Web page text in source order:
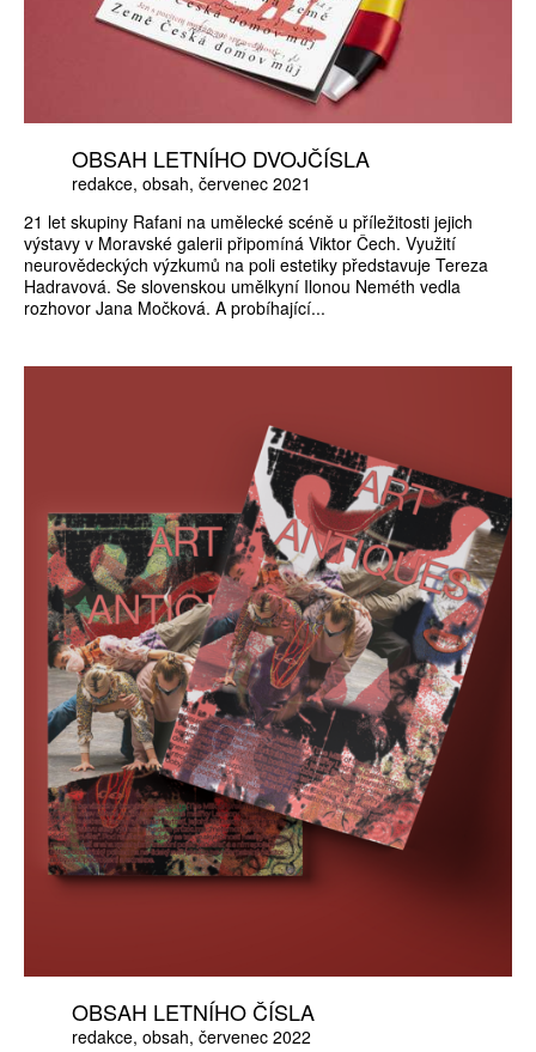
OBSAH LETNÍHO DVOJČÍSLA
redakce obsah červenec 2021
21 let skupiny Rafani na umělecké scéně u příležitosti jejich
výstavy v Moravské galerii připomíná Viktor Čech. Využití
neurovědeckých výzkumů na poli estetiky představuje Tereza
Hadravová. Se slovenskou umělkyní Ilonou Neméth vedla
rozhovor Jana Močková. A probíhající...
OBSAH LETNÍHO ČÍSLA
redakce obsah červenec 2022